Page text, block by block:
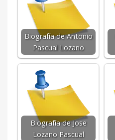
Biografía de Antonio
Pascual Lozano
Biografía de Jose
Lozano Pascual